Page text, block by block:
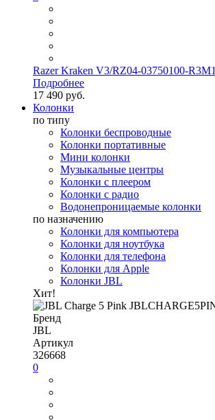
Razer Kraken V3/RZ04-03750100-R3M1
Подробнее
17 490 руб.
Колонки
по типу
Колонки беспроводные
Колонки портативные
Мини колонки
Музыкальные центры
Колонки с плеером
Колонки с радио
Водонепроницаемые колонки
по назначению
Колонки для компьютера
Колонки для ноутбука
Колонки для телефона
Колонки для Apple
Колонки JBL
Хит!
Бренд
JBL
Артикул
326668
0